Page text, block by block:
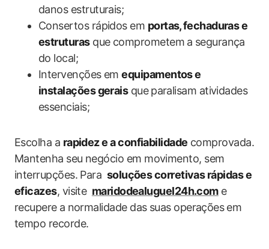
danos estruturais;
Consertos rápidos em portas, ⁤fechaduras e
estruturasque comprometem⁣ a segurança
do local;
Intervenções em‌equipamentos ‌e
instalações geraisque ⁣paralisam atividades
essenciais;
Escolha a rapidez e a confiabilidade comprovada.‌
Mantenha ‌seu negócio ‍em movimento, sem
interrupções. Para ⁤ soluções corretivas ‌rápidas e
eficazes, visite ⁣ maridodealuguel24h.come⁢
recupere a⁤ normalidade das suas operações ⁢em
tempo recorde.